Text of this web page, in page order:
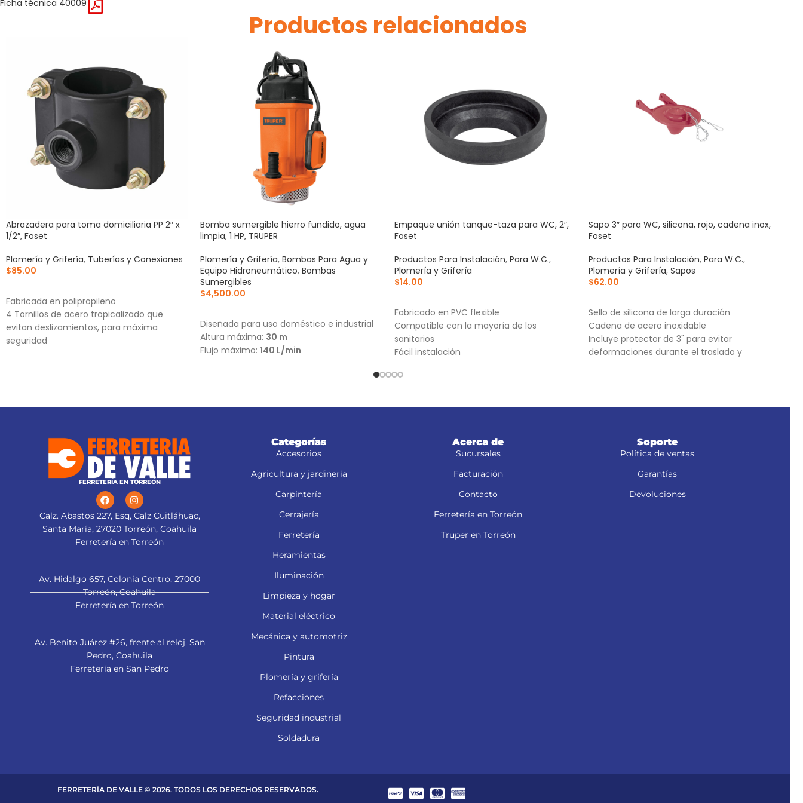
Ficha técnica 40009
Productos relacionados
Abrazadera para toma domiciliaria PP 2″ x
1/2″, Foset
Plomería y Grifería, Tuberías y Conexiones
$85.00
Fabricada en polipropileno
4 Tornillos de acero tropicalizado que
evitan deslizamientos, para máxima
seguridad
Bomba sumergible hierro fundido, agua
limpia, 1 HP, TRUPER
Plomería y Grifería, Bombas Para Agua y
Equipo Hidroneumático, Bombas
Sumergibles
$4,500.00
Diseñada para uso doméstico e industrial
Altura máxima: 30 m
Flujo máximo: 140 L/min
Empaque unión tanque-taza para WC, 2″,
Foset
Productos Para Instalación, Para W.C.,
Plomería y Grifería
$14.00
Fabricado en PVC flexible
Compatible con la mayoría de los
sanitarios
Fácil instalación
Sapo 3″ para WC, silicona, rojo, cadena inox,
Foset
Productos Para Instalación, Para W.C.,
Plomería y Grifería, Sapos
$62.00
Sello de silicona de larga duración
Cadena de acero inoxidable
Incluye protector de 3" para evitar
deformaciones durante el traslado y
FERRETERÍA EN TORREÓN
Calz. Abastos 227, Esq, Calz Cuitláhuac,
Santa María, 27020 Torreón, Coahuila
Ferretería en Torreón
Av. Hidalgo 657, Colonia Centro, 27000
Torreón, Coahuila
Ferretería en Torreón
Av. Benito Juárez #26, frente al reloj. San
Pedro, Coahuila
Ferretería en San Pedro
Categorías
Accesorios
Agricultura y jardinería
Carpintería
Cerrajería
Ferretería
Heramientas
Iluminación
Limpieza y hogar
Material eléctrico
Mecánica y automotriz
Pintura
Plomería y grifería
Refacciones
Seguridad industrial
Soldadura
Acerca de
Sucursales
Facturación
Contacto
Ferretería en Torreón
Truper en Torreón
Soporte
Política de ventas
Garantías
Devoluciones
FERRETERÍA DE VALLE © 2026. TODOS LOS DERECHOS RESERVADOS.